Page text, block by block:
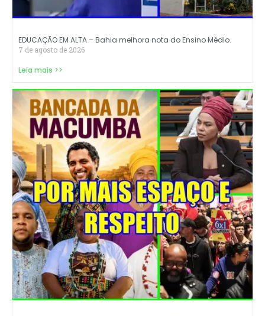
EDUCAÇÃO EM ALTA – Bahia melhora nota do Ensino Médio.
7 de agosto de 2026
Leia mais >>